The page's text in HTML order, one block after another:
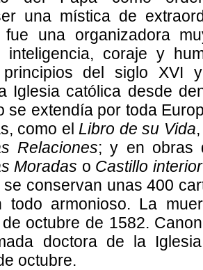
una mística de
fue una organizadora
inteligencia, coraje y
del siglo XVI
Iglesia católica desde
se extendía por toda
como el Libro de su Vida
Relaciones; y en obras
Moradas o Castillo interior
se conservan unas 400
todo armonioso. La
octubre de 1582.
doctora de la
octubre.